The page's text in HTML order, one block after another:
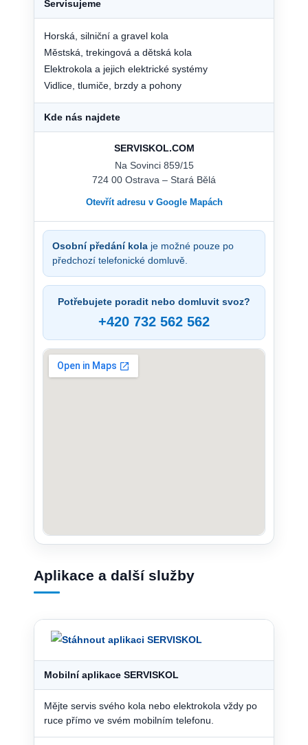
Servisujeme
Horská, silniční a gravel kola
Městská, trekingová a dětská kola
Elektrokola a jejich elektrické systémy
Vidlice, tlumiče, brzdy a pohony
Kde nás najdete
SERVISKOL.COM
Na Sovinci 859/15
724 00 Ostrava – Stará Bělá
Otevřít adresu v Google Mapách
Osobní předání kola je možné pouze po
předchozí telefonické domluvě.
Potřebujete poradit nebo domluvit svoz?
+420 732 562 562
Aplikace a další služby
Mobilní aplikace SERVISKOL
Mějte servis svého kola nebo elektrokola vždy po
ruce přímo ve svém mobilním telefonu.